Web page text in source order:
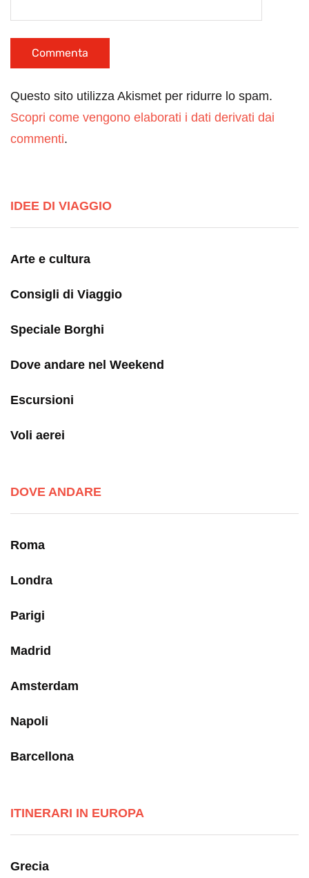
Questo sito utilizza Akismet per ridurre lo spam.
Scopri come vengono elaborati i dati derivati dai
commenti.
IDEE DI VIAGGIO
Arte e cultura
Consigli di Viaggio
Speciale Borghi
Dove andare nel Weekend
Escursioni
Voli aerei
DOVE ANDARE
Roma
Londra
Parigi
Madrid
Amsterdam
Napoli
Barcellona
ITINERARI IN EUROPA
Grecia